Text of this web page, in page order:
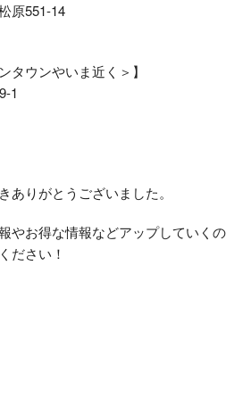
原551-14
タウンやいま近く＞】
1
ありがとうございました。
やお得な情報などアップしていくの
ださい！